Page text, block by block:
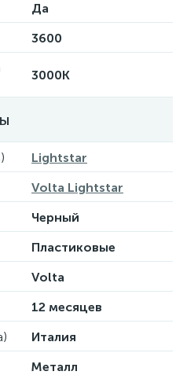
Да
3600
3000K
Lightstar
Volta Lightstar
Черный
Пластиковые
Volta
12 месяцев
Италия
Металл